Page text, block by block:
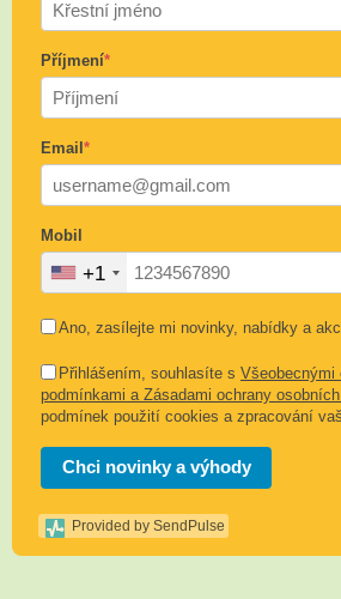
Příjmení*
Email *
Mobil
+1
Ano, zasílejte mi novinky, nabídky a
Přihlášením, souhlasíte s Všeobecnými
podmínkami a Zásadami ochrany
podmínek použití cookies a zpracování
Chci novinky a výhody
Provided by SendPulse